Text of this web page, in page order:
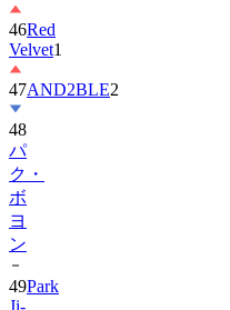
46Red
Velvet1
47AND2BLE2
48
パ
ク・
ボ
ヨ
ン
49Park
Ji-